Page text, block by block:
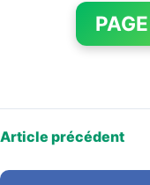
Article précédent